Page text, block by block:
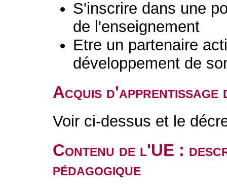
S'inscrire dans une
de l'enseignement
Etre un partenaire
développement de
Acquis d'apprentissage
Voir ci-dessus et le
Contenu de l'UE :
pédagogique